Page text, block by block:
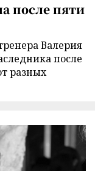
после пяти
Валерия
после
разных